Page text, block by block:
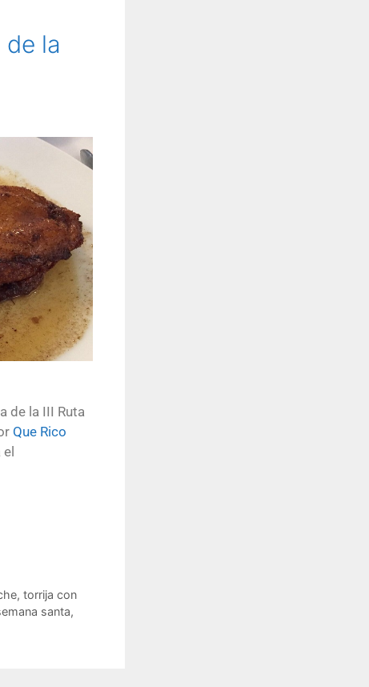
la
de la III Ruta
Que Rico
el
, torrija con
santa,